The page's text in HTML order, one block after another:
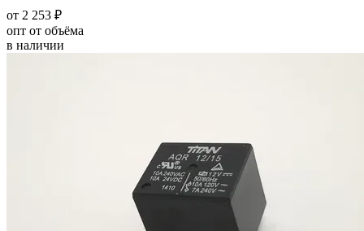
от 2 253 ₽
опт от объёма
в наличии